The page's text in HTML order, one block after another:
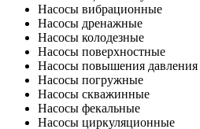
Насосы вибрационные
Насосы дренажные
Насосы колодезные
Насосы поверхностные
Насосы повышения давления
Насосы погружные
Насосы скважинные
Насосы фекальные
Насосы циркуляционные